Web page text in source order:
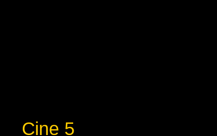
Cine 5